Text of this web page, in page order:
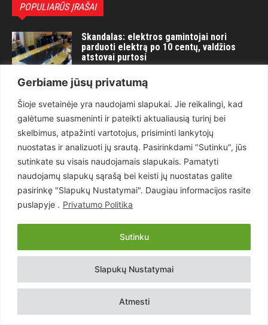
Gerbiame jūsų privatumą
Šioje svetainėje yra naudojami slapukai. Jie reikalingi, kad
galėtume suasmeninti ir pateikti aktualiausią turinį bei
skelbimus, atpažinti vartotojus, prisiminti lankytojų
nuostatas ir analizuoti jų srautą. Pasirinkdami "Sutinku", jūs
sutinkate su visais naudojamais slapukais. Pamatyti
naudojamų slapukų sąrašą bei keisti jų nuostatas galite
pasirinkę "Slapukų Nustatymai". Daugiau informacijos rasite
puslapyje . Privatumo Politika
Slapukų Nustatymai
Atmesti
Sutinku
POPULIARŪS ĮRAŠAI
Skandalas: elektros gamintojai nori
parduoti elektrą po 10 centų, valdžios
atstovai purtosi
prezidente, jei mes – NIEKAS, tai kodėl
tas NIEKAS turi mokėti mokesčius?“
24 rugsėjo, 2022
Maitvanagių puota rengiama artėjančio
didelio karo ir visuotinės krizės
akivaizdoje
21 kovo, 2023
POPULIARIOS KATEGORIJOS
Politika
3281